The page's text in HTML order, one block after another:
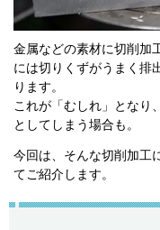
金属などの素材に切削加
には切りくずがうまく排
ります。
これが「むしれ」となり
としてしまう場合も。
今回は、そんな切削加工
てご紹介します。